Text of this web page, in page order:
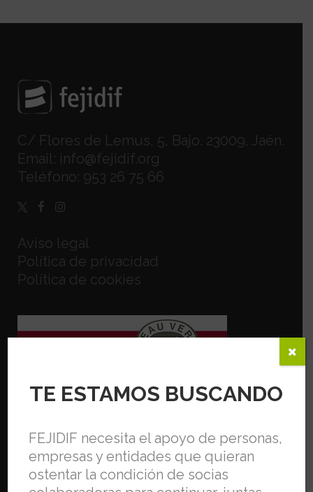
C/ Flores de Lemus, 5, Bajo. 23009, Jaén.
Email: info@fejidif.org
Teléfono: 953 26 75 66
Aviso legal
Política de privacidad
Política de cookies
TE ESTAMOS BUSCANDO
FEJIDIF necesita el apoyo de personas,
empresas y entidades que quieran
ostentar la condición de socias